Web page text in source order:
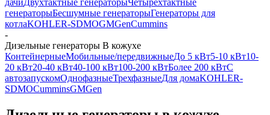
генераторыБесшумные генераторыГенераторы для
котлаKOHLER-SDMOGMGenCummins
-
Дизельные генераторы В кожухе
КонтейнерныеМобильные/передвижныеДо 5 кВт5-10 кВт10-
20 кВт20-40 кВт40-100 кВт100-200 кВтБолее 200 кВтС
автозапускомОднофазныеТрехфазныеДля домаKOHLER-
SDMOCumminsGMGen